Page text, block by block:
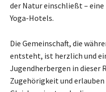
der Natur einschließt –
Yoga-Hotels.
Die Gemeinschaft, die
entsteht, ist herzlich und
Jugendherbergen in dieser
Zugehörigkeit und